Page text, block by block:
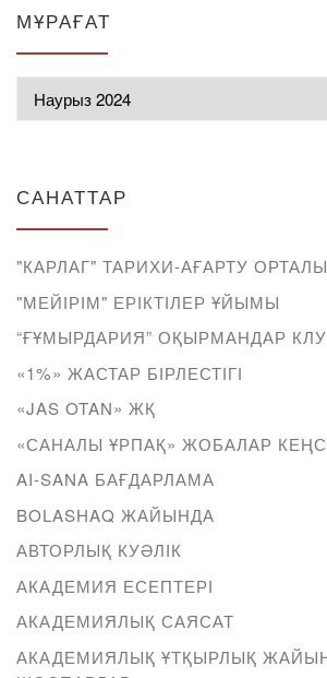
МҰРАҒАТ
САНАТТАР
"КАРЛАГ" ТАРИХИ-АҒАРТУ
"МЕЙІРІМ" ЕРІКТІЛЕР ҰЙЫМЫ
“ҒҰМЫРДАРИЯ” ОҚЫРМАНДАР
«1%» ЖАСТАР БІРЛЕСТІГІ
«JAS OTAN» ЖҚ
«САНАЛЫ ҰРПАҚ» ЖОБАЛАР
AI-SANA БАҒДАРЛАМА
BOLASHAQ ЖАЙЫНДА
АВТОРЛЫҚ КУӘЛІК
АКАДЕМИЯ ЕСЕПТЕРІ
АКАДЕМИЯЛЫҚ САЯСАТ
АКАДЕМИЯЛЫҚ ҰТҚЫРЛЫҚ